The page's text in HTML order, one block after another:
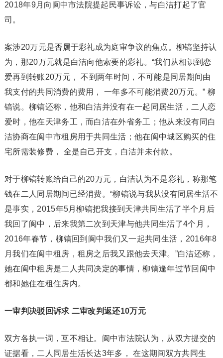
2018年9月向阆中市法院提起民事诉讼，与白洁打起了官
司。
案涉20万元是否属于彩礼成为庭审争议的焦点。柳镐坚持认
为，那20万元就是白洁向他索要的彩礼。“我们从相识到恋
爱再到转账20万元， 不到两年时间，不可能是同居期间由
我支付的共同消费的费用， 一年多不可能消费20万元。” 柳
镐说。柳镐还称，他和白洁并没有在一起同居生活，二人恋
爱时，他在天津务工，而白洁在外省务工；他从来没有同白
洁协商在阆中市租房用于共同生活；他在阆中城区购买的住
宅所需装修费， 全是自己开支，白洁并未付款。
对于柳镐转账给自己的20万元，白洁认为不是彩礼，称那笔
钱在二人同居期间已经消费。“柳镐说与我从没有同居生活不
是事实，2015年5月柳镐把我接到天津共同生活了半个月后
我回了阆中，后来我第二次到天津与他共同生活了4个月，
2016年春节，柳镐回到阆中我们又一起共同生活，2016年8
月我们在阆中租房，租房之后我又跟他去天津。”白洁还称，
她在阆中租房是二人共同决定的事情，柳镐逢年过节回阆中
都和她住在租住房内。
一审判决驳回诉求 二审改判返还10万元
双方各执一词，互不相让。阆中市法院认为，从双方提交的
证据看，二人同居生活长达3年多， 在这期间双方共同生